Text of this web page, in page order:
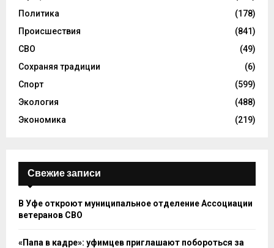
Политика
(178)
Происшествия
(841)
СВО
(49)
Сохраняя традиции
(6)
Спорт
(599)
Экология
(488)
Экономика
(219)
Свежие записи
В Уфе откроют муниципальное отделение Ассоциации
ветеранов СВО
«Папа в кадре»: уфимцев приглашают побороться за